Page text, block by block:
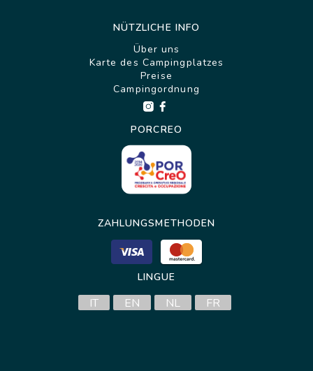
NÜTZLICHE INFO
Über uns
Karte des Campingplatzes
Preise
Campingordnung
PORCREO
ZAHLUNGSMETHODEN
LINGUE
IT EN NL FR